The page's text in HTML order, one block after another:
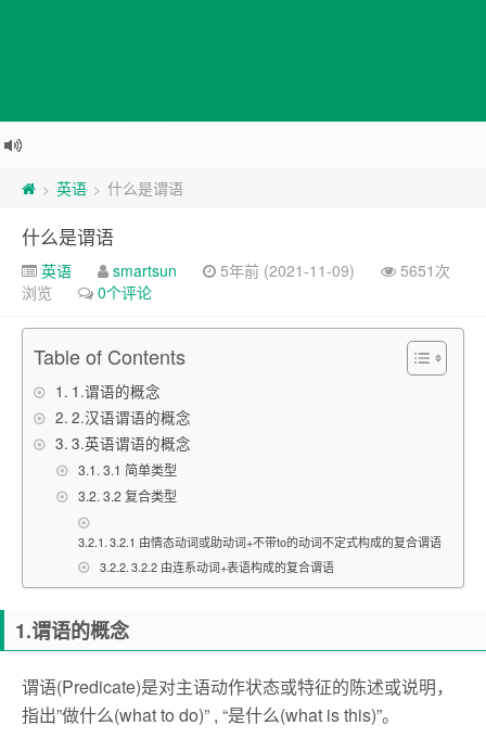
> 英语 > 什么是谓语
什么是谓语
英语 smartsun 5年前 (2021-11-09)
5651次
浏览
0个评论
Table of Contents
1.谓语的概念
2.汉语谓语的概念
3.英语谓语的概念
3.1 简单类型
3.2 复合类型
3.2.1 由情态动词或助动词+不带to的动词不定式构成的复合谓语
3.2.2 由连系动词+表语构成的复合谓语
1.谓语的概念
谓语(Predicate)是对主语动作状态或特征的陈述或说明，
指出”做什么(what to do)” , “是什么(what is this)”。